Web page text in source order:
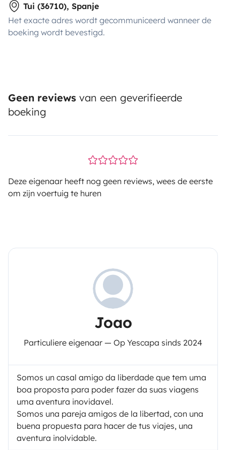
Tui (36710), Spanje
Het exacte adres wordt gecommuniceerd wanneer de
boeking wordt bevestigd.
Geen reviews van een geverifieerde
boeking
Deze eigenaar heeft nog geen reviews, wees de eerste
om zijn voertuig te huren
Joao
Particuliere eigenaar — Op Yescapa sinds 2024
Somos un casal amigo da liberdade que tem uma
boa proposta para poder fazer da suas viagens
uma aventura inovidavel.
Somos una pareja amigos de la libertad, con una
buena propuesta para hacer de tus viajes, una
aventura inolvidable.